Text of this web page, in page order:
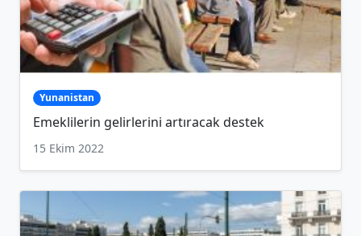
Yunanistan
Emeklilerin gelirlerini artıracak destek
15 Ekim 2022